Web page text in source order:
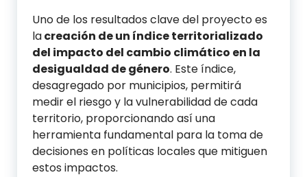
Uno de los resultados clave del proyecto es
lacreación de un índice territorializado
del impacto del cambio climático en la
desigualdad de género. Este índice,
desagregado por municipios, permitirá
medir el riesgo y la vulnerabilidad de cada
territorio, proporcionando así una
herramienta fundamental para la toma de
decisiones en políticas locales que mitiguen
estos impactos.